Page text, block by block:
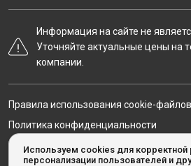
Используем cookies для корректной
персонализации пользователей и
Информация на сайте не
Уточняйте актуальные цены на
компании.
Правила использования cookie-файлов
Политика конфиденциальности
Карта сайта